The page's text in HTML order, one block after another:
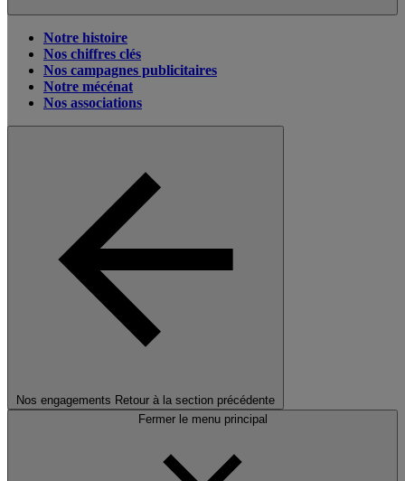
Notre histoire
Nos chiffres clés
Nos campagnes publicitaires
Notre mécénat
Nos associations
Nos engagements Retour à la section précédente
Fermer le menu principal